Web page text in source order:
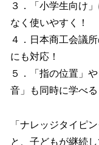
３．「小学生向け
なく使いやすく！
４．日本商工会議
にも対応！
５．「指の位置」
音」も同時に学べる
「ナレッジタイピ
と、 子どもが継続